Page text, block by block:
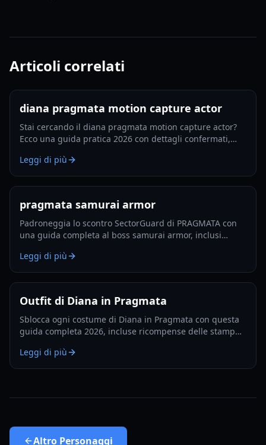
Articoli correlati
diana pragmata motion capture actor
Stai cercando il diana pragmata motion capture actor?
Ecco una guida pratica 2026 con dettagli confermati,
Leggi di più
pragmata samurai armor
Padroneggia lo scontro SectorGuard di PRAGMATA con
una guida completa al boss samurai armor, inclusi
squadra.
Leggi di più
Outfit di Diana in Pragmata
Sblocca ogni costume di Diana in Pragmata con questa
guida completa 2026, incluse ricompense delle stamp
Leggi di più
Altro Personaggi